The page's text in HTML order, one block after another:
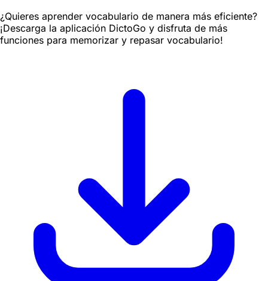
¿Quieres aprender vocabulario de manera más eficiente?
¡Descarga la aplicación DictoGo y disfruta de más
funciones para memorizar y repasar vocabulario!